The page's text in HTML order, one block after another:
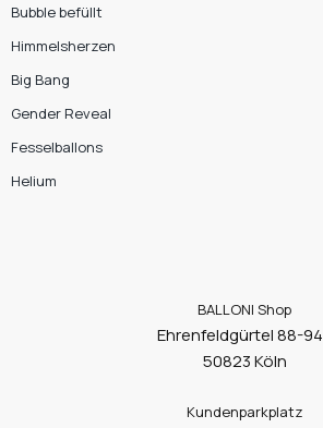
Bubble befüllt
Himmelsherzen
Big Bang
Gender Reveal
Fesselballons
Helium
BALLONI Shop
Ehrenfeldgürtel 88-94
50823 Köln
Kundenparkplatz